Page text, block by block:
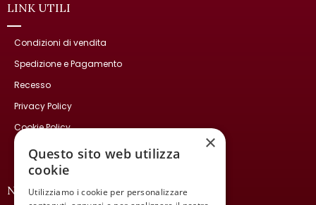
LINK UTILI
Condizioni di vendita
Spedizione e Pagamento
Recesso
Privacy Policy
Cookie Policy
Contatti
NEWSLETTER
×
Questo sito web utilizza
cookie
Utilizziamo i cookie per personalizzare